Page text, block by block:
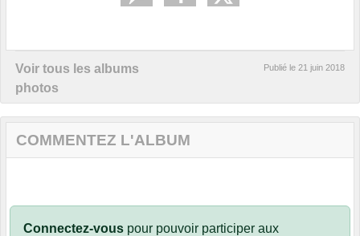
Voir tous les albums
photos
Publié le 21 juin 2018
COMMENTEZ L'ALBUM
Connectez-vous pour pouvoir participer aux